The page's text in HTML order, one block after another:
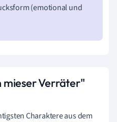
(emotional und
mieser Verräter"
Charaktere aus dem